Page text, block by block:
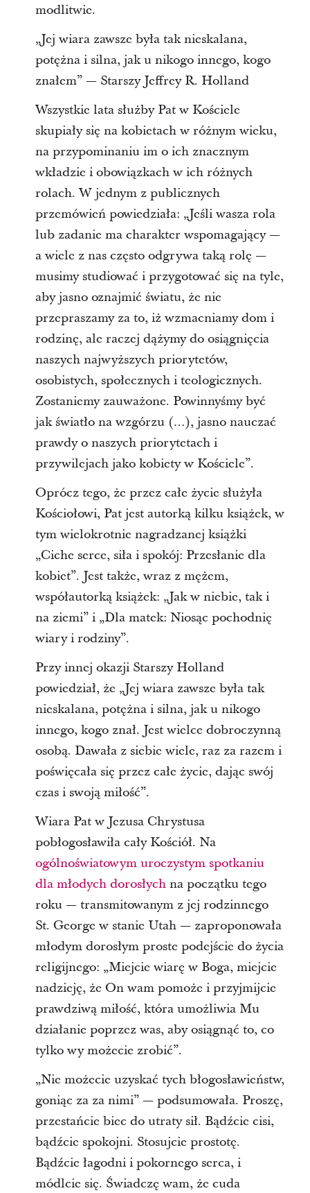
modlitwie.
„Jej wiara zawsze była tak nieskalana,
potężna i silna, jak u nikogo innego, kogo
znałem” — Starszy Jeffrey R. Holland
Wszystkie lata służby Pat w Kościele
skupiały się na kobietach w różnym wieku,
na przypominaniu im o ich znacznym
wkładzie i obowiązkach w ich różnych
rolach. W jednym z publicznych
przemówień powiedziała: „Jeśli wasza rola
lub zadanie ma charakter wspomagający —
a wiele z nas często odgrywa taką rolę —
musimy studiować i przygotować się na tyle,
aby jasno oznajmić światu, że nie
przepraszamy za to, iż wzmacniamy dom i
rodzinę, ale raczej dążymy do osiągnięcia
naszych najwyższych priorytetów,
osobistych, społecznych i teologicznych.
Zostaniemy zauważone. Powinnyśmy być
jak światło na wzgórzu (…), jasno nauczać
prawdy o naszych priorytetach i
przywilejach jako kobiety w Kościele”.
Oprócz tego, że przez całe życie służyła
Kościołowi, Pat jest autorką kilku książek, w
tym wielokrotnie nagradzanej książki
„Ciche serce, siła i spokój: Przesłanie dla
kobiet”. Jest także, wraz z mężem,
współautorką książek: „Jak w niebie, tak i
na ziemi” i „Dla matek: Niosąc pochodnię
wiary i rodziny”.
Przy innej okazji Starszy Holland
powiedział, że „Jej wiara zawsze była tak
nieskalana, potężna i silna, jak u nikogo
innego, kogo znał. Jest wielce dobroczynną
osobą. Dawała z siebie wiele, raz za razem i
poświęcała się przez całe życie, dając swój
czas i swoją miłość”.
Wiara Pat w Jezusa Chrystusa
pobłogosławiła cały Kościół. Na
ogólnoświatowym uroczystym spotkaniu
dla młodych dorosłychna początku tego
roku — transmitowanym z jej rodzinnego
St. George w stanie Utah — zaproponowała
młodym dorosłym proste podejście do życia
religijnego: „Miejcie wiarę w Boga, miejcie
nadzieję, że On wam pomoże i przyjmijcie
prawdziwą miłość, która umożliwia Mu
działanie poprzez was, aby osiągnąć to, co
tylko wy możecie zrobić”.
„Nie możecie uzyskać tych błogosławieństw,
goniąc za za nimi” — podsumowała. Proszę,
przestańcie biec do utraty sił. Bądźcie cisi,
bądźcie spokojni. Stosujcie prostotę.
Bądźcie łagodni i pokornego serca, i
módlcie się. Świadczę wam, że cuda